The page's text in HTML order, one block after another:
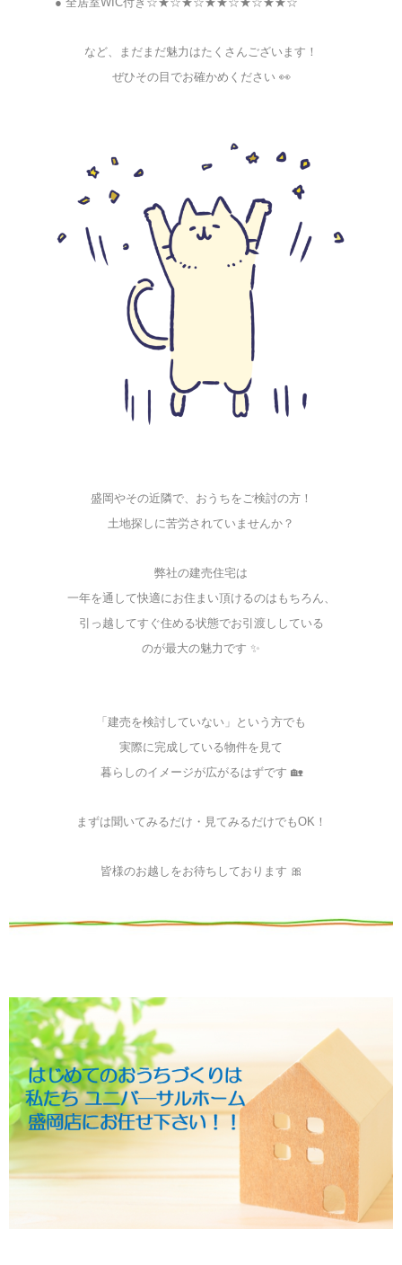
など、まだまだ魅力はたくさんございます！
ぜひその目でお確かめください 👀
盛岡やその近隣で、おうちをご検討の方！
土地探しに苦労されていませんか？
弊社の建売住宅は
一年を通して快適にお住まい頂けるのはもちろん、
引っ越してすぐ住める状態でお引渡ししている
のが最大の魅力です ✨
「建売を検討していない」という方でも
実際に完成している物件を見て
暮らしのイメージが広がるはずです 🏡
まずは聞いてみるだけ・見てみるだけでもOK！
皆様のお越しをお待ちしております 🎀